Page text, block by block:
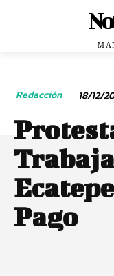
Redacción 18/12/
Pago